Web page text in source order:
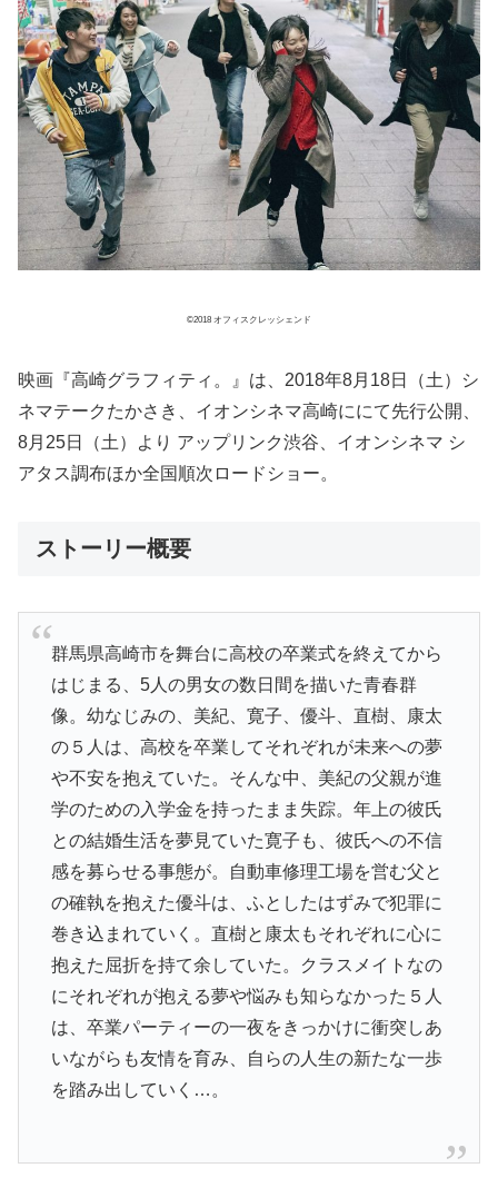
©2018 オフィスクレッシェンド
映画『高崎グラフィティ。』は、2018年8月18日（土）シ
ネマテークたかさき、イオンシネマ高崎ににて先行公開、
8月25日（土）より アップリンク渋谷、イオンシネマ シ
アタス調布ほか全国順次ロードショー。
ストーリー概要
群馬県高崎市を舞台に高校の卒業式を終えてから
はじまる、5人の男女の数日間を描いた青春群
像。幼なじみの、美紀、寛子、優斗、直樹、康太
の５人は、高校を卒業してそれぞれが未来への夢
や不安を抱えていた。そんな中、美紀の父親が進
学のための入学金を持ったまま失踪。年上の彼氏
との結婚生活を夢見ていた寛子も、彼氏への不信
感を募らせる事態が。自動車修理工場を営む父と
の確執を抱えた優斗は、ふとしたはずみで犯罪に
巻き込まれていく。直樹と康太もそれぞれに心に
抱えた屈折を持て余していた。クラスメイトなの
にそれぞれが抱える夢や悩みも知らなかった５人
は、卒業パーティーの一夜をきっかけに衝突しあ
いながらも友情を育み、自らの人生の新たな一歩
を踏み出していく…。